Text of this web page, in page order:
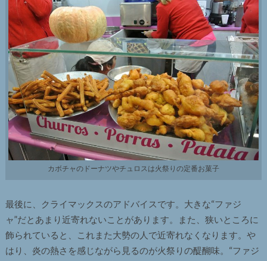
カボチャのドーナツやチュロスは火祭りの定番お菓子
最後に、クライマックスのアドバイスです。大きな“ファジ
ャ”だとあまり近寄れないことがあります。また、狭いところに
飾られていると、これまた大勢の人で近寄れなくなります。や
はり、炎の熱さを感じながら見るのが火祭りの醍醐味。“ファジ